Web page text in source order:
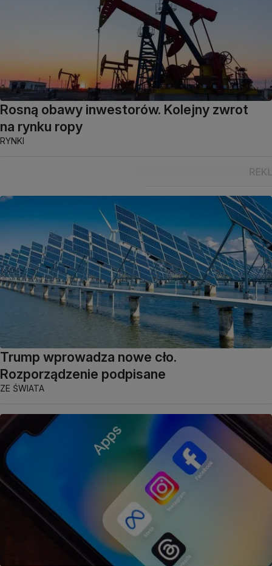
Rosną obawy inwestorów. Kolejny zwrot
na rynku ropy
RYNKI
Trump wprowadza nowe cło.
Rozporządzenie podpisane
ZE ŚWIATA